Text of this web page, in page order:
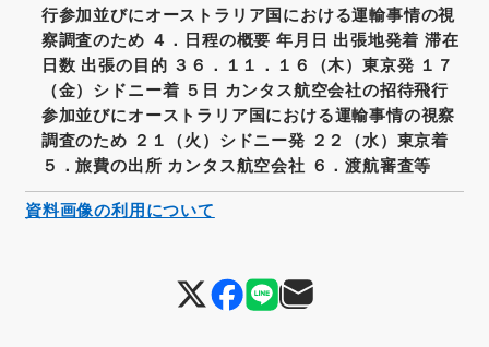
行参加並びにオーストラリア国における運輸事情の視
察調査のため ４．日程の概要 年月日 出張地発着 滞在
日数 出張の目的 ３６．１１．１６（木）東京発 １７
（金）シドニー着 ５日 カンタス航空会社の招待飛行
参加並びにオーストラリア国における運輸事情の視察
調査のため ２１（火）シドニー発 ２２（水）東京着
５．旅費の出所 カンタス航空会社 ６．渡航審査等
資料画像の利用について